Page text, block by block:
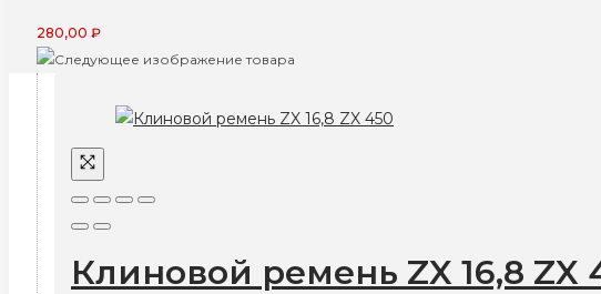
280,00 ₽
Клиновой ремень ZX 16,8 ZX